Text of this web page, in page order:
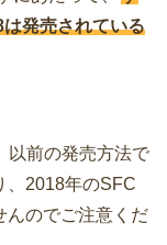
発売されている
以前の発売方法で
、2018年のSFC
んのでご注意くだ